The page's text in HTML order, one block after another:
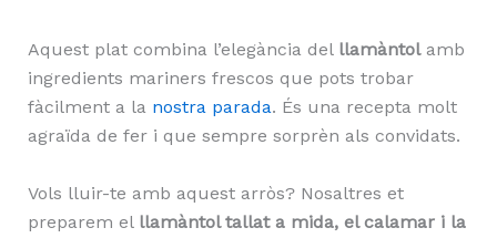
Aquest plat combina l’elegància del llamàntolamb
ingredients mariners frescos que pots trobar
fàcilment a la nostra parada. És una recepta molt
agraïda de fer i que sempre sorprèn als convidats.
Vols lluir-te amb aquest arròs? Nosaltres et
preparem el llamàntol tallat a mida, el calamar i la